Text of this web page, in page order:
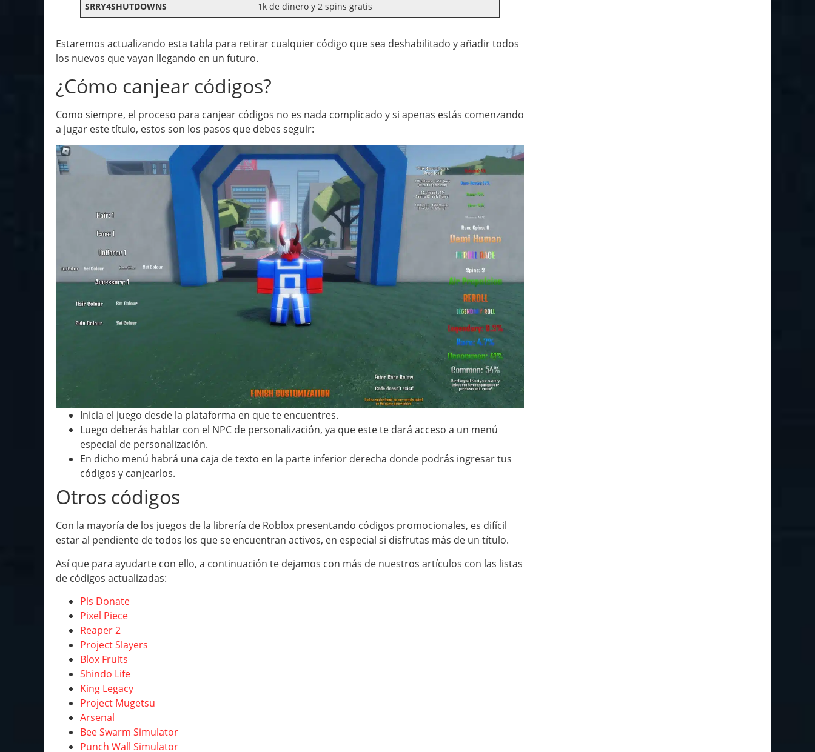
SRRY4SHUTDOWNS
1k de dinero y 2 spins gratis
Estaremos actualizando esta tabla para retirar cualquier código que sea deshabilitado y añadir todos
los nuevos que vayan llegando en un futuro.
¿Cómo canjear códigos?
Como siempre, el proceso para canjear códigos no es nada complicado y si apenas estás comenzando
a jugar este título, estos son los pasos que debes seguir:
Inicia el juego desde la plataforma en que te encuentres.
Luego deberás hablar con el NPC de personalización, ya que este te dará acceso a un menú
especial de personalización.
En dicho menú habrá una caja de texto en la parte inferior derecha donde podrás ingresar tus
códigos y canjearlos.
Otros códigos
Con la mayoría de los juegos de la librería de Roblox presentando códigos promocionales, es difícil
estar al pendiente de todos los que se encuentran activos, en especial si disfrutas más de un título.
Así que para ayudarte con ello, a continuación te dejamos con más de nuestros artículos con las listas
de códigos actualizadas:
Pls Donate
Pixel Piece
Reaper 2
Project Slayers
Blox Fruits
Shindo Life
King Legacy
Project Mugetsu
Arsenal
Bee Swarm Simulator
Punch Wall Simulator